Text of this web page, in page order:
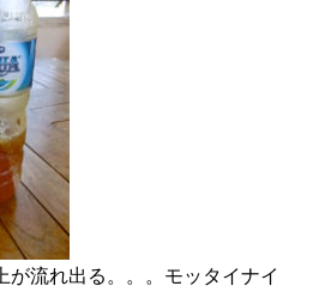
が流れ出る。。。モッタイナイ